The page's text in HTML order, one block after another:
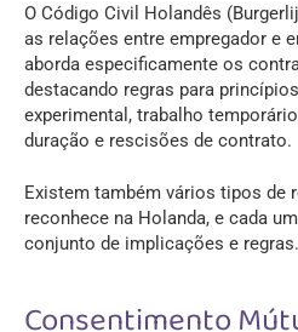
O Código Civil Holandês
as relações entre empregador e
aborda especificamente os
destacando regras para
experimental, trabalho
duração e rescisões de contrato.
Existem também vários tipos de
reconhece na Holanda, e cada
conjunto de implicações e regras.
Consentimento